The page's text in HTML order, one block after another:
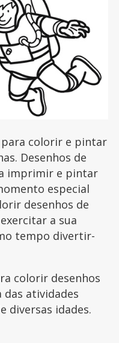
colorir e pintar
Desenhos de
imprimir e pintar
especial
desenhos de
a sua
tempo divertir-
colorir desenhos
das atividades
diversas idades.